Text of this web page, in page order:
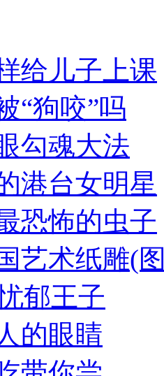
给儿子上课
“狗咬”吗
勾魂大法
港台女明星
恐怖的虫子
艺术纸雕(
郁王子
的眼睛